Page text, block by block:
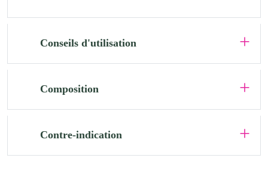
Conseils d'utilisation
Composition
Contre-indication